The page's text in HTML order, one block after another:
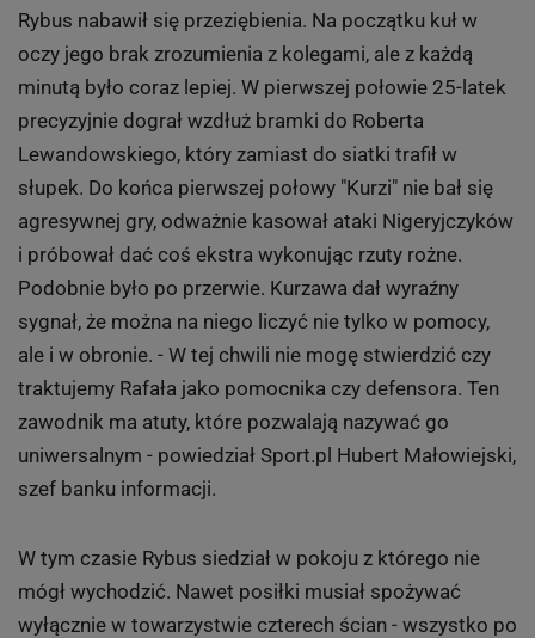
Rybus nabawił się przeziębienia. Na początku kuł w
oczy jego brak zrozumienia z kolegami, ale z każdą
minutą było coraz lepiej. W pierwszej połowie 25-latek
precyzyjnie dograł wzdłuż bramki do Roberta
Lewandowskiego, który zamiast do siatki trafił w
słupek. Do końca pierwszej połowy "Kurzi" nie bał się
agresywnej gry, odważnie kasował ataki Nigeryjczyków
i próbował dać coś ekstra wykonując rzuty rożne.
Podobnie było po przerwie. Kurzawa dał wyraźny
sygnał, że można na niego liczyć nie tylko w pomocy,
ale i w obronie. - W tej chwili nie mogę stwierdzić czy
traktujemy Rafała jako pomocnika czy defensora. Ten
zawodnik ma atuty, które pozwalają nazywać go
uniwersalnym - powiedział Sport.pl Hubert Małowiejski,
szef banku informacji.
W tym czasie Rybus siedział w pokoju z którego nie
mógł wychodzić. Nawet posiłki musiał spożywać
wyłącznie w towarzystwie czterech ścian - wszystko po